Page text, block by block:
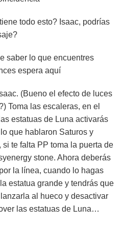
todo esto? Isaac, podrías
saber lo que encuentres
espera aquí
(Bueno el efecto de luces
Toma las escaleras, en el
estatuas de Luna activarás
que hablaron Saturos y
te falta PP toma la puerta de
stone. Ahora deberás
la línea, cuando lo hagas
estatua grande y tendrás que
al hueco y desactivar
las estatuas de Luna…